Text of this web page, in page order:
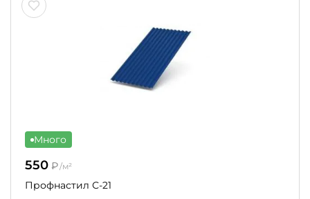
Много
550 ₽/м²
Профнастил С-21